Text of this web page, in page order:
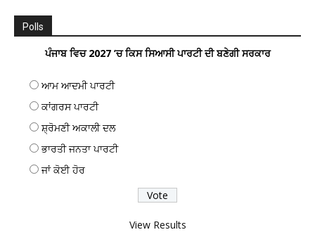
Polls
ਪੰਜਾਬ ਵਿਚ 2027 ’ਚ ਕਿਸ ਸਿਆਸੀ ਪਾਰਟੀ ਦੀ ਬਣੇਗੀ ਸਰਕਾਰ
ਆਮ ਆਦਮੀ ਪਾਰਟੀ
ਕਾਂਗਰਸ ਪਾਰਟੀ
ਸ਼੍ਰੋਮਣੀ ਅਕਾਲੀ ਦਲ
ਭਾਰਤੀ ਜਨਤਾ ਪਾਰਟੀ
ਜਾਂ ਕੋਈ ਹੋਰ
View Results